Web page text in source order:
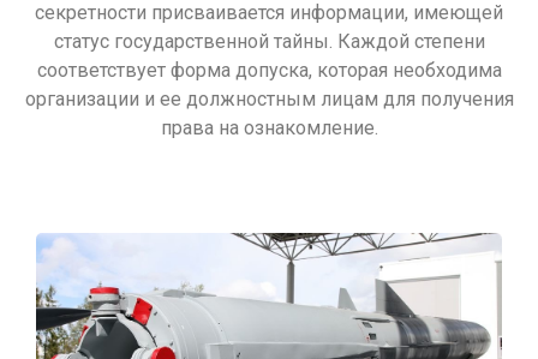
секретности присваивается информации, имеющей
статус государственной тайны. Каждой степени
соответствует форма допуска, которая необходима
организации и ее должностным лицам для получения
права на ознакомление.